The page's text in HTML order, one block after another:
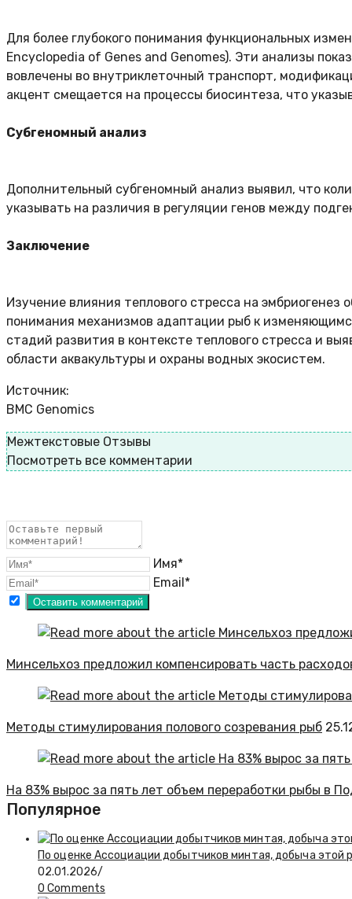
Для более глубокого понимания функциональных
Encyclopedia of Genes and Genomes). Эти анализы
вовлечены во внутриклеточный транспорт,
акцент смещается на процессы биосинтеза, что
Субгеномный анализ
Дополнительный субгеномный анализ выявил, что
указывать на различия в регуляции генов между
Заключение
Изучение влияния теплового стресса на
понимания механизмов адаптации рыб к
стадий развития в контексте теплового стресса и
области аквакультуры и охраны водных экосистем.
Источник:
BMC Genomics
Межтекстовые Отзывы
Посмотреть все комментарии
Имя*
Email*
Минсельхоз предложил компенсировать часть
Методы стимулирования полового созревания рыб
На 83% вырос за пять лет объем переработки рыбы в
Популярное
По оценке Ассоциации добытчиков минтая, добыча
02.01.2026/
0 Comments